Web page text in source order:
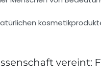
vereint: